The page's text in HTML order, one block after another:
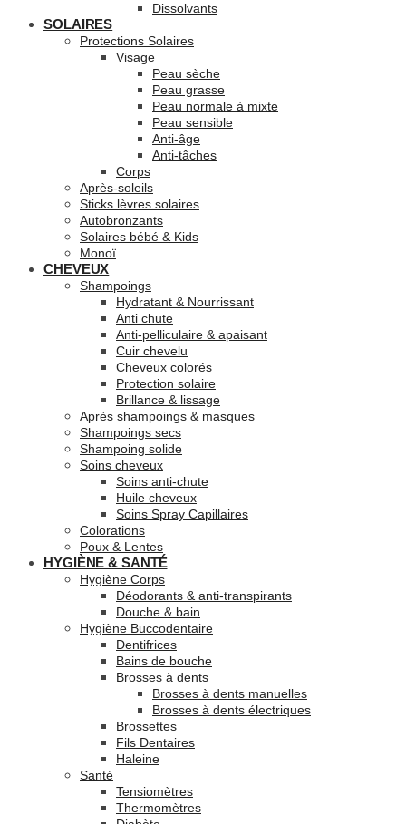
Dissolvants
SOLAIRES
Protections Solaires
Visage
Peau sèche
Peau grasse
Peau normale à mixte
Peau sensible
Anti-âge
Anti-tâches
Corps
Après-soleils
Sticks lèvres solaires
Autobronzants
Solaires bébé & Kids
Monoï
CHEVEUX
Shampoings
Hydratant & Nourrissant
Anti chute
Anti-pelliculaire & apaisant
Cuir chevelu
Cheveux colorés
Protection solaire
Brillance & lissage
Après shampoings & masques
Shampoings secs
Shampoing solide
Soins cheveux
Soins anti-chute
Huile cheveux
Soins Spray Capillaires
Colorations
Poux & Lentes
HYGIÈNE & SANTÉ
Hygiène Corps
Déodorants & anti-transpirants
Douche & bain
Hygiène Buccodentaire
Dentifrices
Bains de bouche
Brosses à dents
Brosses à dents manuelles
Brosses à dents électriques
Brossettes
Fils Dentaires
Haleine
Santé
Tensiomètres
Thermomètres